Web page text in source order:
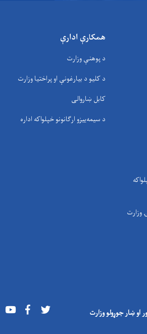
همکارې ادارې
د پوهنې وزارت
د کلیو د بیارغونې او پراختیا وزارت
کابل ښاروالی
د سيمه‌ييزو ارګانونو خپلواکه اداره
وزارت
او ښار جوړولو وزارت Youtube Facebook